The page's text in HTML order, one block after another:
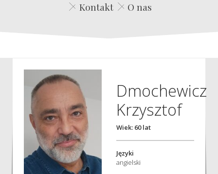
Kontakt
O nas
Dmochewicz
Krzysztof
Wiek: 60 lat
Języki
angielski